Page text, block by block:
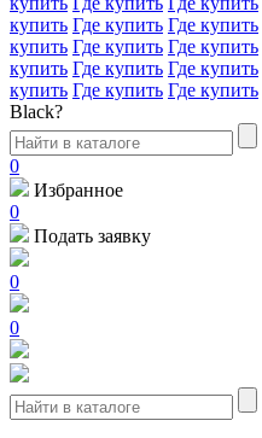
купить Где купить Где купить
купить Где купить Где купить
купить Где купить Где купить
купить Где купить Где купить
Black?
0
Избранное
0
Подать заявку
0
0